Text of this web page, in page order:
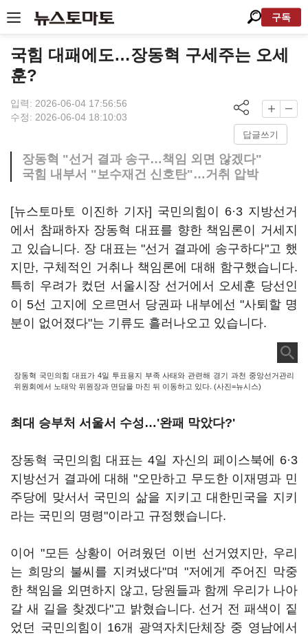
구독
국힘 대패에도…장동혁 구세주는 오세
훈?
입력: 2026-06-04 17:56:56
수정: 2026-06-04 18:10:03
답글쓰기
장동혁 "선거 결과 송구…책임 외면 않겠다"
국힘 내부서 "보수재건 신호탄"…거취 압박
[뉴스토마토 이진하 기자] 국민의힘이 6·3 지방선거
에서 참패하자 장동혁 대표를 향한 책임론이 거세지
고 있습니다. 장 대표는 "선거 결과에 송구하다"고 했
지만, 구체적인 거취나 책임론에 대해 함구했습니다.
특히 우려가 컸던 서울시장 선거에서 오세훈 당선인
이 5선 고지에 오르면서 당권파 내부에선 "사퇴할 명
분이 없어졌다"는 기류도 흘러나오고 있습니다.
장동혁 국민의힘 대표가 4일 투표용지 부족 사태와 관련해 경기 과천 중앙선거관리
위원회에서 노태악 위원장과 면담을 마친 뒤 이동하고 있다. (사진=뉴시스)
최대 승부처 서울서 수성…'완패 막았다?'
장동혁 국민의힘 대표는 4일 자신의 페이스북에 6·3
지방선거 결과에 대해 "오만하고 무도한 이재명과 민
주당에 맞서서 국민의 삶을 지키고 대한민국을 지키
라는 국민의 명령"이라고 규정했습니다.
이어 "모든 상황이 어려웠던 이번 선거였지만, 우리
는 희망의 불씨를 지켜냈다"며 "저에게 주어진 막중
한 책임을 외면하지 않고, 당원들과 함께 우리가 나아
갈 새 길을 찾겠다"고 밝혔습니다. 선거 전 패색이 짙
었던 국민의힘이 16개 광역자치단체장 중 영남에서